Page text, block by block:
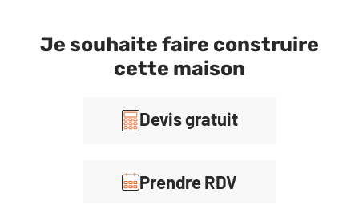
Je souhaite faire construire
cette maison
Devis gratuit
Prendre RDV